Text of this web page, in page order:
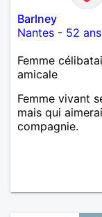
Barlney
Nantes - 52 ans
Femme
amicale
Femme vivant
mais qui
compagnie.